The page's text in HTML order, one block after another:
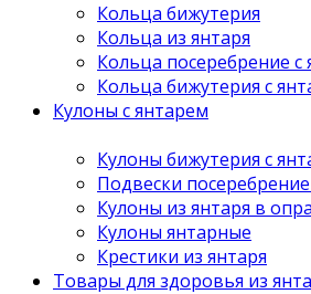
Кольца бижутерия
Кольца из янтаря
Кольца посеребрение с
Кольца бижутерия с
Кулоны с янтарем
Кулоны бижутерия с
Подвески
Кулоны из янтаря в
Кулоны янтарные
Крестики из янтаря
Товары для здоровья из